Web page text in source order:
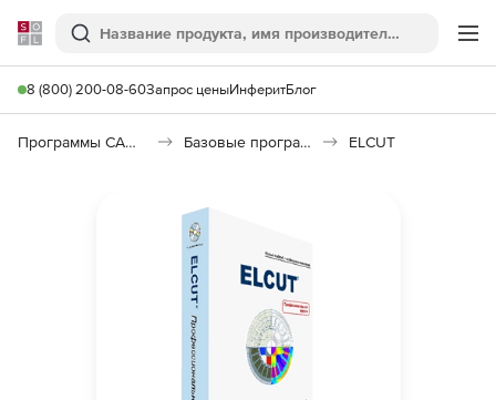
Softline
Поиск
8 (800) 200-08-60Запрос ценыИнферитБлог
Программы САПР и ГИС Базовые программы ELCUT